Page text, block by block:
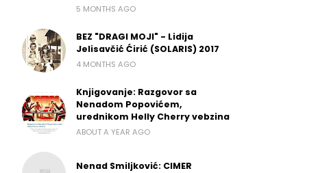
5 MONTHS AGO
BEZ "DRAGI MOJI" - Lidija
Jelisavčić Ćirić (SOLARIS) 2017
4 MONTHS AGO
Knjigovanje: Razgovor sa
Nenadom Popovićem,
urednikom Helly Cherry vebzina
ABOUT A YEAR AGO
Nenad Smiljković: CIMER